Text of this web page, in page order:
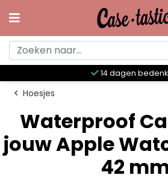
14 dagen
Hoesjes
Waterproof
jouw Apple
42